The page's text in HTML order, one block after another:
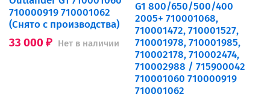
710000919 710001062
(Снято с производства)
33 000 ₽ Нет в наличии
G1 800/650/500/400
2005+ 710001068,
710001472, 710001527,
710001978, 710001985,
710002178, 710002474,
710002988 / 715900042
710001060 710000919
710001062